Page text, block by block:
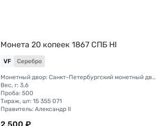
Монета 20 копеек 1867 СПБ НI
VF Серебро
Монетный двор: Санкт-Петербургский монетный двор
Вес, г: 3,6
Проба: 500
Тираж, шт: 15 355 071
Правитель: Александр II
2 500 ₽